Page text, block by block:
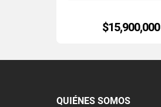
$15,900,000
QUIÉNES SOMOS